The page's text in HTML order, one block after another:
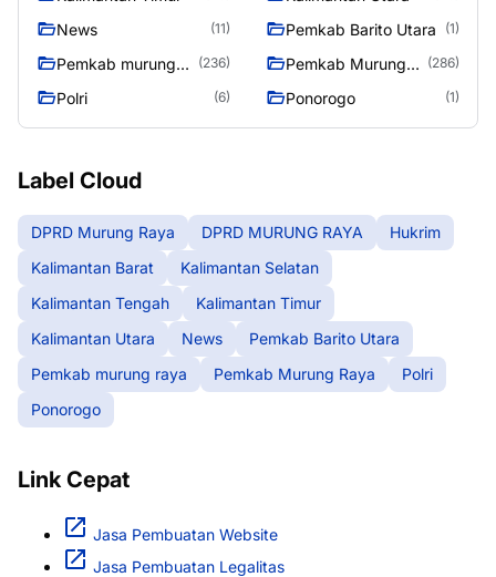
News (11) Pemkab Barito Utara (1)
Pemkab murung
(236)
Pemkab Murung
(286)
Polri (6) Ponorogo (1)
Label Cloud
DPRD Murung Raya DPRD MURUNG RAYA
Hukrim
Kalimantan Barat
Kalimantan Selatan
Kalimantan Tengah
Kalimantan Timur
Kalimantan Utara
News
Pemkab Barito Utara
Pemkab murung raya
Pemkab Murung Raya
Polri
Ponorogo
Link Cepat
Jasa Pembuatan Website
Jasa Pembuatan Legalitas